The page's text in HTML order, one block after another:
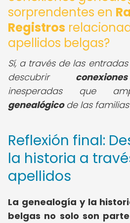
sorprendentes en
Registros
apellidos belgas?
Sí, a través de las
descubrir conexiones
inesperadas que
genealógicode las
Reflexión final:
la historia a
apellidos
La genealogía y la
belgas no solo son